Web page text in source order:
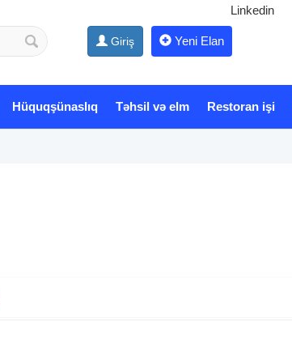
Linkedin
Giriş Yeni Elan
Hüquqşünaslıq Təhsil və elm Restoran işi